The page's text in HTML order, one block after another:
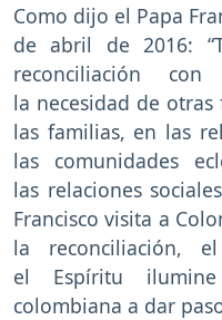
Como dijo el Papa
de abril de 2016:
reconciliación
la necesidad de
las familias, en las
las comunidades
las relaciones
Francisco visita a
la reconciliación,
el Espíritu
colombiana a dar